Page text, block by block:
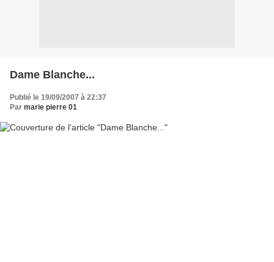
Dame Blanche...
Publié le 19/09/2007 à 22:37
Par marie pierre 01